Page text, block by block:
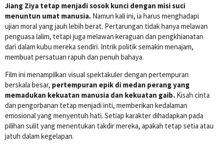
Jiang Ziya tetap menjadi sosok kunci dengan misi suci
menuntun umat manusia. Namun kali ini, ia harus menghadapi
ujian moral yang jauh lebih berat. Pertarungan tidak hanya melawan
penguasa lalim, tetapi juga melawan keraguan dan pengkhianatan
dari dalam kubu mereka sendiri. Intrik politik semakin menajam,
membuat persatuan rapuh dan penuh bahaya.
Film ini menampilkan visual spektakuler dengan pertempuran
berskala besar, pertempuran epik di medan perang yang
memadukan kekuatan manusia dan kekuatan gaib. Kisah cinta
dan pengorbanan tetap menjadi inti, memberikan kedalaman
emosional yang menyentuh hati. Setiap karakter dihadapkan pada
pilihan sulit yang menentukan takdir mereka, apakah tetap setia atau
jatuh dalam kegelapan.